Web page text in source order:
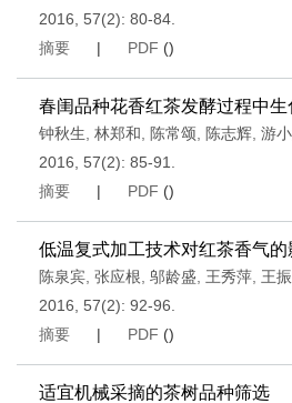
2016, 57(2): 80-84.
摘要
| PDF ()
春闺品种花香红茶发酵过程中
钟秋生 林郑和 陈常颂 陈志辉 游
2016, 57(2): 85-91.
摘要
| PDF ()
低温复式加工技术对红茶香气的
陈泉宾 张应根 邬龄盛 王秀萍 王
2016, 57(2): 92-96.
摘要
| PDF ()
适宜机械采摘的茶树品种筛选